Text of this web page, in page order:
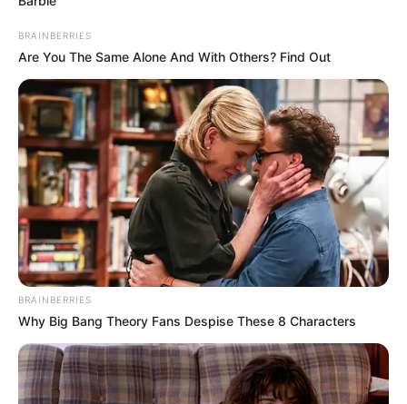
BRAINBERRIES
Are You The Same Alone And With Others? Find Out
BRAINBERRIES
Why Big Bang Theory Fans Despise These 8 Characters